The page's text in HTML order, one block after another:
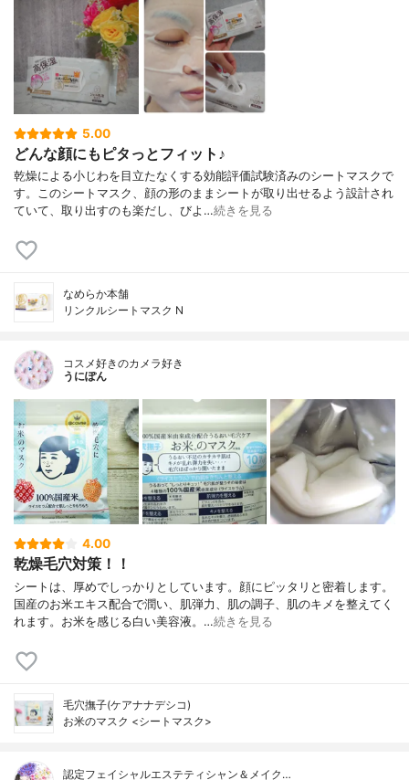
5.00
どんな顔にもピタっとフィット♪
乾燥による小じわを目立たなくする効能評価試験済みのシートマスクで
す。このシートマスク、顔の形のままシートが取り出せるよう設計され
ていて、取り出すのも楽だし、びよ…続きを見る
なめらか本舗
リンクルシートマスク N
コスメ好きのカメラ好き
うにぽん
4.00
乾燥毛穴対策！！
シートは、厚めでしっかりとしています。顔にピッタリと密着します。
国産のお米エキス配合で潤い、肌弾力、肌の調子、肌のキメを整えてく
れます。お米を感じる白い美容液。…続きを見る
毛穴撫子(ケアナナデシコ)
お米のマスク <シートマスク>
認定フェイシャルエステティシャン＆メイク…